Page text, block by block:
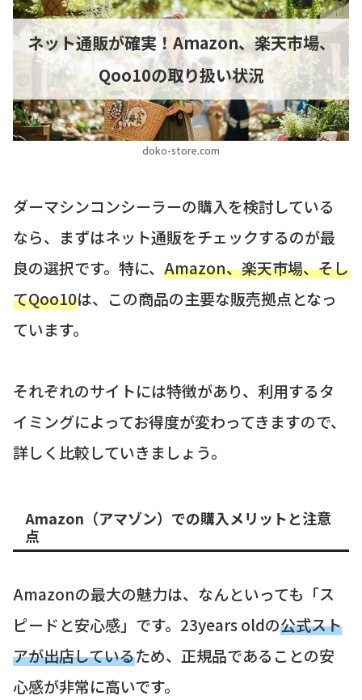
doko-store.com
ネット通販が確実！Amazon、楽天市場、
Qoo10の取り扱い状況
ダーマシンコンシーラーの購入を検討している
なら、まずはネット通販をチェックするのが最
良の選択です。特に、 Amazon、楽天市場、そし
てQoo10は、この商品の主要な販売拠点となっ
ています。
それぞれのサイトには特徴があり、利用するタ
イミングによってお得度が変わってきますので、
詳しく比較していきましょう。
Amazon（アマゾン）での購入メリットと注意
点
Amazonの最大の魅力は、なんといっても「ス
ピードと安心感」です。23years oldの公式スト
アが出店しているため、正規品であることの安
心感が非常に高いです。